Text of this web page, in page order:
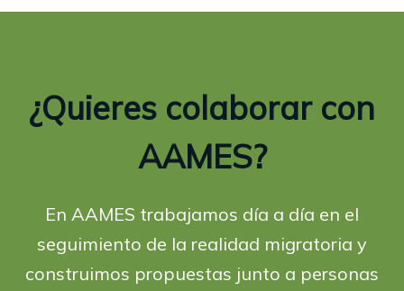
¿Quieres colaborar con
AAMES?
En AAMES trabajamos día a día en el
seguimiento de la realidad migratoria y
construimos propuestas junto a personas